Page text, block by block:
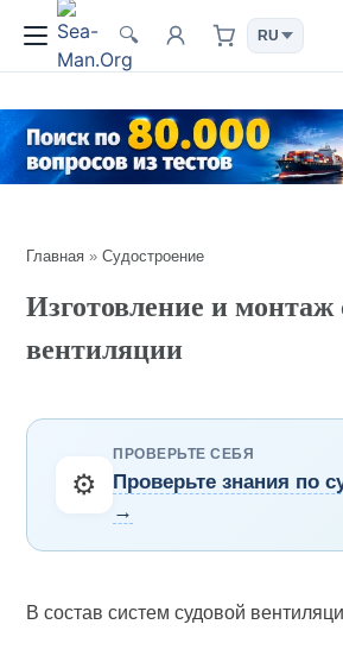
🔍
Главная »Судостроение
Изготовление и монтаж
вентиляции
⚙️
ПРОВЕРЬТЕ СЕБЯ
Проверьте знания по
→
В состав систем судовой